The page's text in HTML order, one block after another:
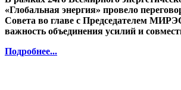
«Глобальная энергия» провело
Совета во главе с Председателем
важность объединения усилий и
Подробнее...